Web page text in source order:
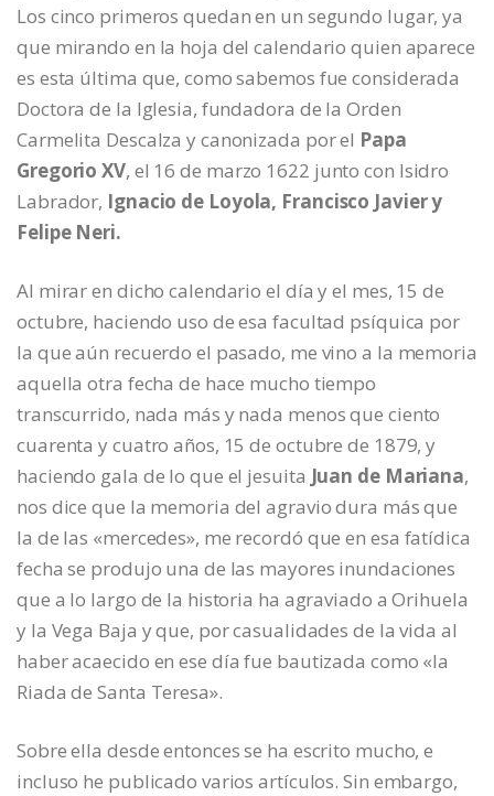
Los cinco primeros quedan en un segundo lugar, ya
que mirando en la hoja del calendario quien aparece
es esta última que, como sabemos fue considerada
Doctora de la Iglesia, fundadora de la Orden
Carmelita Descalza y canonizada por el Papa
Gregorio XV, el 16 de marzo 1622 junto con Isidro
Labrador, Ignacio de Loyola, Francisco Javier y
Felipe Neri.
Al mirar en dicho calendario el día y el mes, 15 de
octubre, haciendo uso de esa facultad psíquica por
la que aún recuerdo el pasado, me vino a la memoria
aquella otra fecha de hace mucho tiempo
transcurrido, nada más y nada menos que ciento
cuarenta y cuatro años, 15 de octubre de 1879, y
haciendo gala de lo que el jesuita Juan de Mariana,
nos dice que la memoria del agravio dura más que
la de las «mercedes», me recordó que en esa fatídica
fecha se produjo una de las mayores inundaciones
que a lo largo de la historia ha agraviado a Orihuela
y la Vega Baja y que, por casualidades de la vida al
haber acaecido en ese día fue bautizada como «la
Riada de Santa Teresa».
Sobre ella desde entonces se ha escrito mucho, e
incluso he publicado varios artículos. Sin embargo,